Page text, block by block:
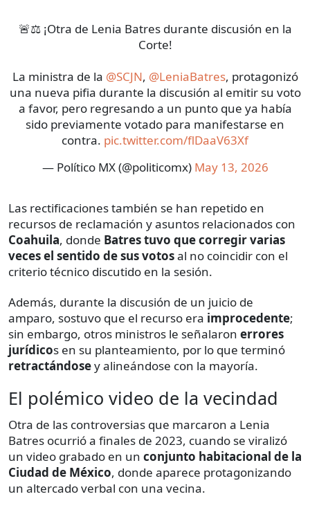
🚨⚖️ ¡Otra de Lenia Batres durante discusión en la
Corte!
La ministra de la @SCJN, @LeniaBatres, protagonizó
una nueva pifia durante la discusión al emitir su voto
a favor, pero regresando a un punto que ya había
sido previamente votado para manifestarse en
contra. pic.twitter.com/flDaaV63Xf
— Político MX (@politicomx) May 13, 2026
Las rectificaciones también se han repetido en
recursos de reclamación y asuntos relacionados con
Coahuila, donde Batres tuvo que corregir varias
veces el sentido de sus votosal no coincidir con el
criterio técnico discutido en la sesión.
Además, durante la discusión de un juicio de
amparo, sostuvo que el recurso era improcedente;
sin embargo, otros ministros le señalaron errores
jurídicos en su planteamiento, por lo que terminó
retractándosey alineándose con la mayoría.
El polémico video de la vecindad
Otra de las controversias que marcaron a Lenia
Batres ocurrió a finales de 2023, cuando se viralizó
un video grabado en un conjunto habitacional de la
Ciudad de México, donde aparece protagonizando
un altercado verbal con una vecina.